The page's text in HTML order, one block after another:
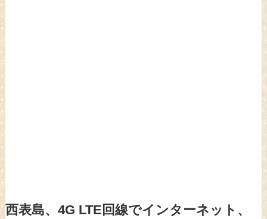
西表島、4G LTE回線でインターネット、